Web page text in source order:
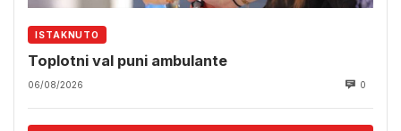
ISTAKNUTO
Toplotni val puni ambulante
06/08/2026 0